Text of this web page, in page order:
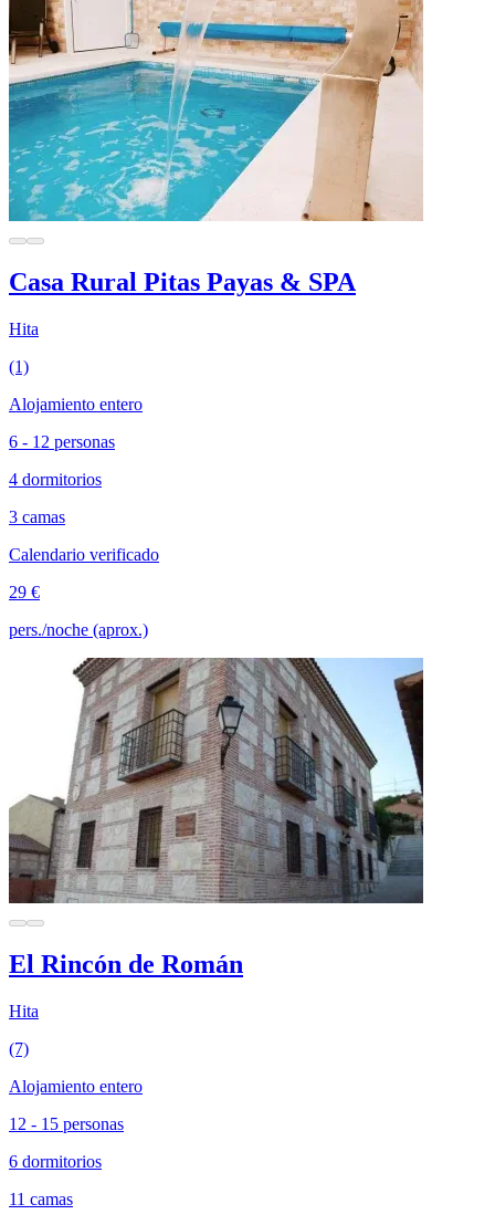
Casa Rural Pitas Payas & SPA
Hita
(1)
Alojamiento entero
6 - 12 personas
4 dormitorios
3 camas
Calendario verificado
29 €
pers./noche (aprox.)
El Rincón de Román
Hita
(7)
Alojamiento entero
12 - 15 personas
6 dormitorios
11 camas